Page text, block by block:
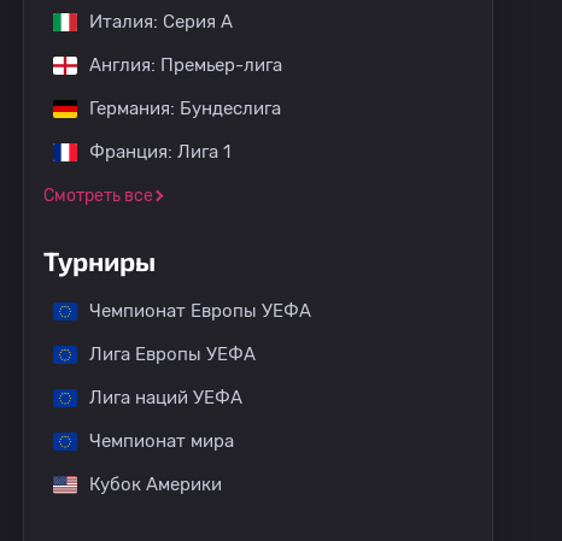
Италия: Серия А
Англия: Премьер-лига
Германия: Бундеслига
Франция: Лига 1
Смотреть все
Турниры
Чемпионат Европы УЕФА
Лига Европы УЕФА
Лига наций УЕФА
Чемпионат мира
Кубок Америки